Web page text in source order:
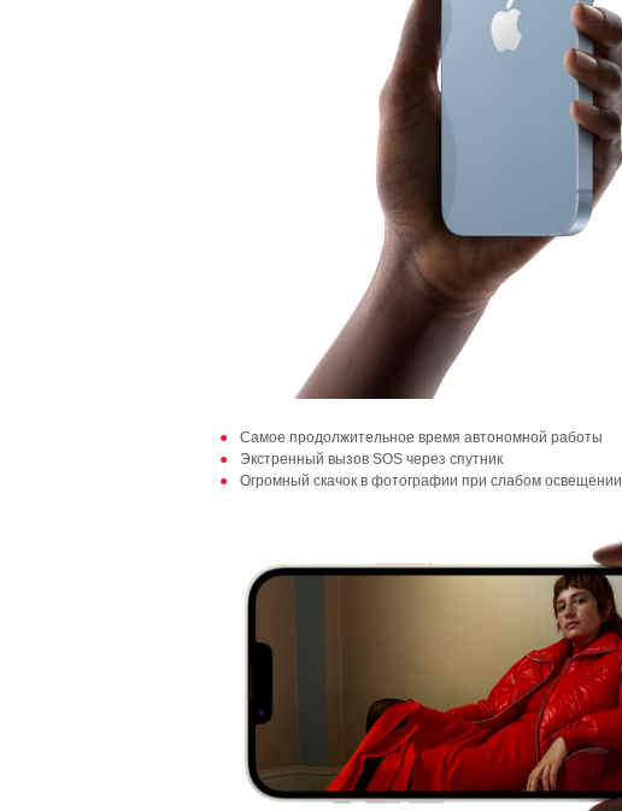
Самое продолжительное время автономной работы
Экстренный вызов SOS через спутник
Огромный скачок в фотографии при слабом освещении